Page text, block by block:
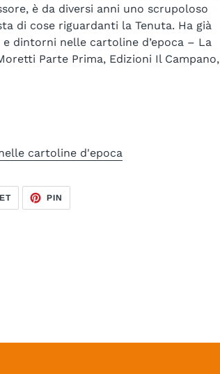
è da diversi anni uno scrupoloso
di cose riguardanti la Tenuta. Ha già
dintorni nelle cartoline d’epoca – La
Parte Prima, Edizioni Il Campano,
cartoline d'epoca
TWITTA
TWITTER
PIN
PINTEREST